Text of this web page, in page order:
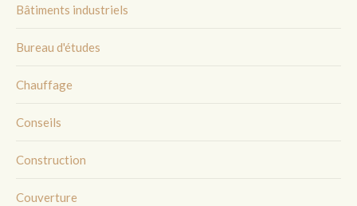
Bâtiments industriels
Bureau d'études
Chauffage
Conseils
Construction
Couverture